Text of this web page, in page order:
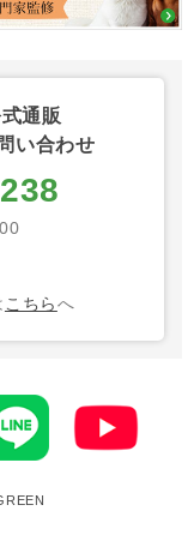
通販
い合わせ
こちらへ